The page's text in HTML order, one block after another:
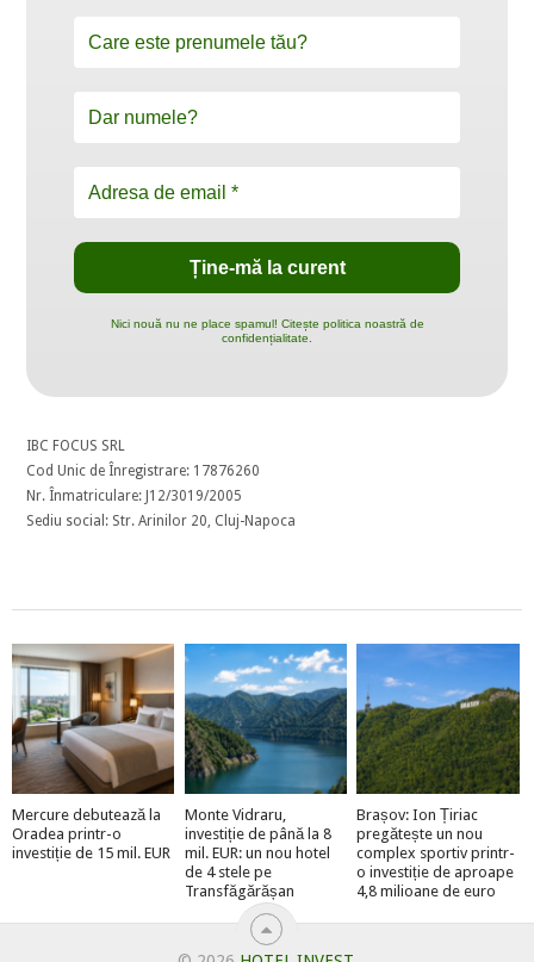
Nici nouă nu ne place spamul! Citește politica noastră de
confidențialitate.
IBC FOCUS SRL
Cod Unic de Înregistrare: 17876260
Nr. Înmatriculare: J12/3019/2005
Sediu social: Str. Arinilor 20, Cluj-Napoca
Mercure debutează la
Oradea printr-o
investiție de 15 mil. EUR
Monte Vidraru,
investiție de până la 8
mil. EUR: un nou hotel
de 4 stele pe
Transfăgărășan
Brașov: Ion Țiriac
pregătește un nou
complex sportiv printr-
o investiție de aproape
4,8 milioane de euro